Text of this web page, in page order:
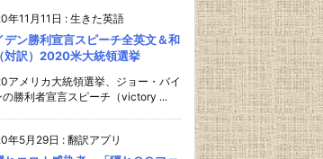
年11月11日 : 生きた英語
デン勝利宣言スピーチ全英文＆和
対訳）2020米大統領選挙
アメリカ大統領選挙、ジョー・バイ
の勝利者宣言スピーチ（victory ...
年5月29日 : 翻訳アプリ